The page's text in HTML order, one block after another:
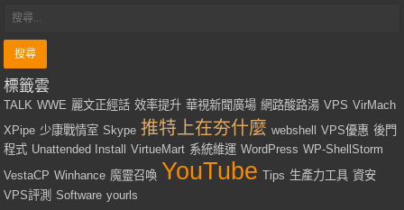
標籤雲
TALK WWE 麗文正經話 效率提升 華視新聞廣場 網路酸路湯 VPS VirMach
XPipe 少康戰情室 Skype 推特上在夯什麼 webshell VPS優惠 後門
程式 Unattended Install VirtueMart 系統維運 WordPress WP-ShellStorm
VestaCP Winhance 魔靈召喚 YouTube Tips 生產力工具 資安
VPS評測 Software yourls